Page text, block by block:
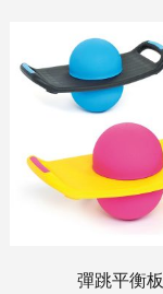
彈跳平衡板